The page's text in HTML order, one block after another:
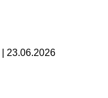
23.06.2026